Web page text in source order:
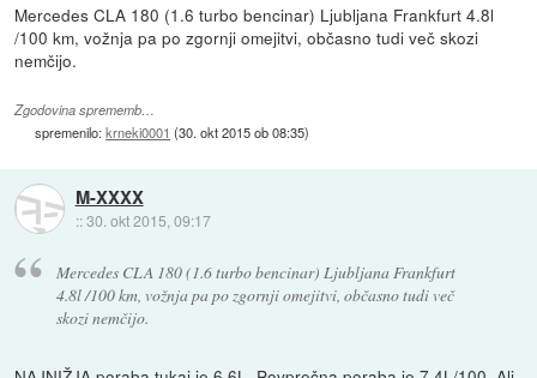
Mercedes CLA 180 (1.6 turbo bencinar) Ljubljana Frankfurt 4.8l
/100 km, vožnja pa po zgornji omejitvi, občasno tudi več skozi
nemčijo.
Zgodovina sprememb…
spremenilo:krneki0001 (30. okt 2015 ob 08:35)
M-XXXX
::30. okt 2015, 09:17
Mercedes CLA 180 (1.6 turbo bencinar) Ljubljana Frankfurt
4.8l /100 km, vožnja pa po zgornji omejitvi, občasno tudi več
skozi nemčijo.